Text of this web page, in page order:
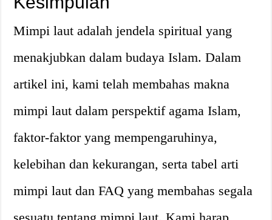
Mimpi laut adalah jendela spiritual yang
menakjubkan dalam budaya Islam. Dalam
artikel ini, kami telah membahas makna
mimpi laut dalam perspektif agama Islam,
faktor-faktor yang mempengaruhinya,
kelebihan dan kekurangan, serta tabel arti
mimpi laut dan FAQ yang membahas segala